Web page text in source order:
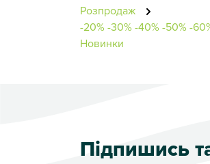
Розпродаж
-20%-30%-40%-50%-
Новинки
Підпишись